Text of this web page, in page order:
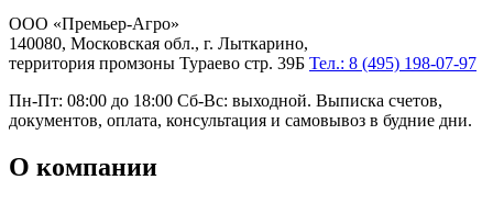
ООО «Премьер-Агро»
140080, Московская обл., г. Лыткарино,
территория промзоны Тураево стр. 39Б Тел.: 8 (495) 198-07-97
Пн-Пт: 08:00 до 18:00 Сб-Вс: выходной. Выписка счетов,
документов, оплата, консультация и самовывоз в будние дни.
О компании